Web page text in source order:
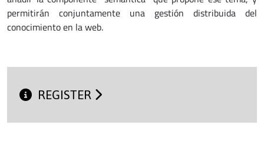
permitirán conjuntamente una gestión distribuida del
conocimiento en la web.
REGISTER